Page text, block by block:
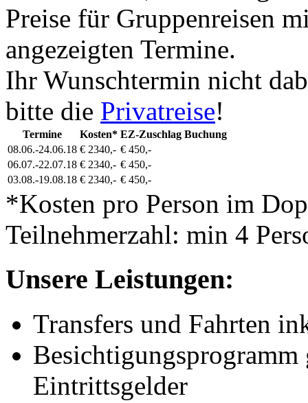
Preise für Gruppenreisen
angezeigten Termine.
Ihr Wunschtermin nicht
bitte die Privatreise!
Termine Kosten* EZ-Zuschlag Buchung
08.06.-24.06.18 € 2340,- € 450,-
06.07.-22.07.18 € 2340,- € 450,-
03.08.-19.08.18 € 2340,- € 450,-
*Kosten pro Person im
Teilnehmerzahl: min 4
Unsere Leistungen:
Transfers und Fahrten
Eintrittsgelder